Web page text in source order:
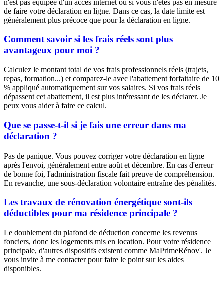
de faire votre déclaration en ligne. Dans ce cas, la date limite est
généralement plus précoce que pour la déclaration en ligne.
Comment savoir si les frais réels sont plus
avantageux pour moi ?
Calculez le montant total de vos frais professionnels réels (trajets,
repas, formation...) et comparez-le avec l'abattement forfaitaire de 10
% appliqué automatiquement sur vos salaires. Si vos frais réels
dépassent cet abattement, il est plus intéressant de les déclarer. Je
peux vous aider à faire ce calcul.
Que se passe-t-il si je fais une erreur dans ma
déclaration ?
Pas de panique. Vous pouvez corriger votre déclaration en ligne
après l'envoi, généralement entre août et décembre. En cas d'erreur
de bonne foi, l'administration fiscale fait preuve de compréhension.
En revanche, une sous-déclaration volontaire entraîne des pénalités.
Les travaux de rénovation énergétique sont-ils
déductibles pour ma résidence principale ?
Le doublement du plafond de déduction concerne les revenus
fonciers, donc les logements mis en location. Pour votre résidence
principale, d'autres dispositifs existent comme MaPrimeRénov'. Je
vous invite à me contacter pour faire le point sur les aides
disponibles.